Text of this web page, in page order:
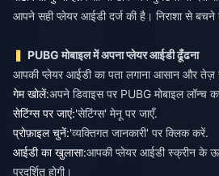
आपने सही प्लेयर आईडी दर्ज की है। निराशा से बचने
PUBG मोबाइल में अपना प्लेयर आईडी ढूँढना
आपकी प्लेयर आईडी का पता लगाना आसान और तेज़
गेम खोलें:अपने डिवाइस पर PUBG मोबाइल लॉन्च
सेटिंग्स पर जाएं:'सेटिंग्स' मेनू पर जाएँ.
प्रोफ़ाइल चुनें:'व्यक्तिगत जानकारी' पर क्लिक करें.
आईडी का खुलासा:आपकी प्लेयर आईडी स्क्रीन के
प्रदर्शित होगी।